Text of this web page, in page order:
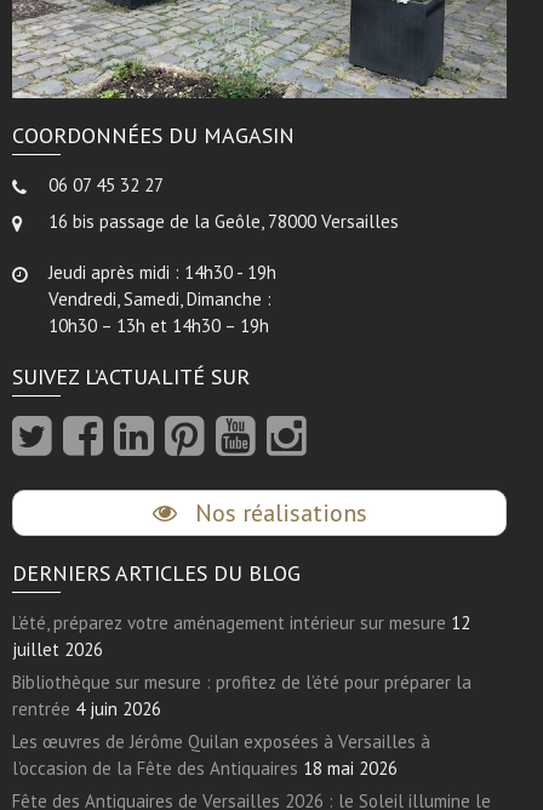
COORDONNÉES DU MAGASIN
06 07 45 32 27
16 bis passage de la Geôle, 78000 Versailles
Jeudi après midi : 14h30 - 19h
Vendredi, Samedi, Dimanche :
10h30 – 13h et 14h30 – 19h
SUIVEZ L’ACTUALITÉ SUR
Nos réalisations
DERNIERS ARTICLES DU BLOG
L’été, préparez votre aménagement intérieur sur mesure 12
juillet 2026
Bibliothèque sur mesure : profitez de l’été pour préparer la
rentrée 4 juin 2026
Les œuvres de Jérôme Quilan exposées à Versailles à
l’occasion de la Fête des Antiquaires 18 mai 2026
Fête des Antiquaires de Versailles 2026 : le Soleil illumine le